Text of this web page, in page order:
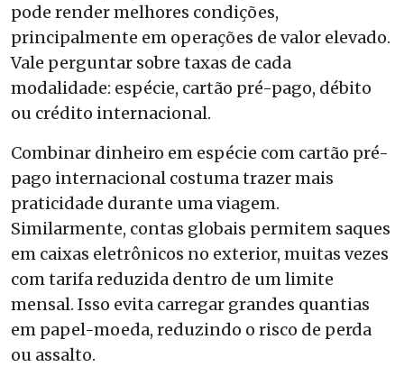
pode render melhores condições,
principalmente em operações de valor elevado.
Vale perguntar sobre taxas de cada
modalidade: espécie, cartão pré-pago, débito
ou crédito internacional.
Combinar dinheiro em espécie com cartão pré-
pago internacional costuma trazer mais
praticidade durante uma viagem.
Similarmente, contas globais permitem saques
em caixas eletrônicos no exterior, muitas vezes
com tarifa reduzida dentro de um limite
mensal. Isso evita carregar grandes quantias
em papel-moeda, reduzindo o risco de perda
ou assalto.